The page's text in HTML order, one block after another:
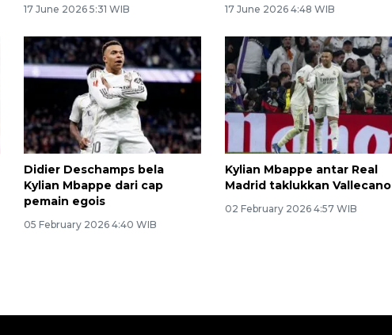
17 June 2026 5:31 WIB 17 June 2026 4:48 WIB
Didier Deschamps bela
Kylian Mbappe dari cap
pemain egois
05 February 2026 4:40 WIB
Kylian Mbappe antar Real
Madrid taklukkan Vallecano
02 February 2026 4:57 WIB